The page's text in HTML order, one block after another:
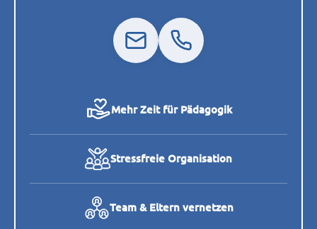
Mehr Zeit für Pädagogik
Stressfreie Organisation
Team & Eltern vernetzen